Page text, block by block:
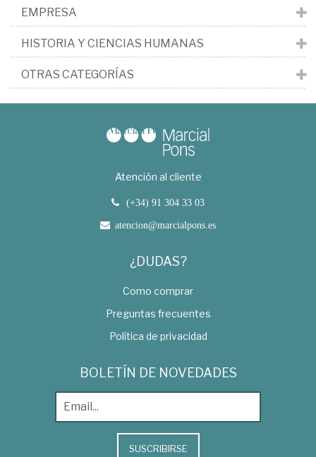
EMPRESA
HISTORIA Y CIENCIAS HUMANAS
OTRAS CATEGORÍAS
Atención al cliente
(+34) 91 304 33 03
atencion@marcialpons.es
¿DUDAS?
Como comprar
Preguntas frecuentes
Política de privacidad
BOLETÍN DE NOVEDADES
SUSCRIBIRSE